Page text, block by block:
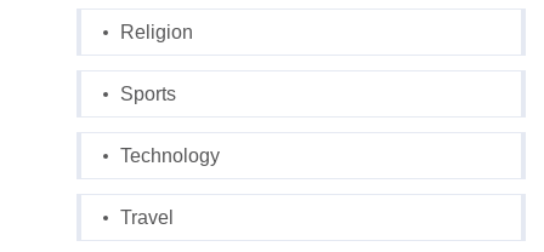
Religion
Sports
Technology
Travel